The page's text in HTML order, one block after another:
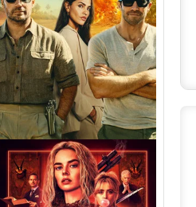
Na Zona Cinzenta Torrent
(2026) WEB-DL 1080p/4K
Dual Áudio